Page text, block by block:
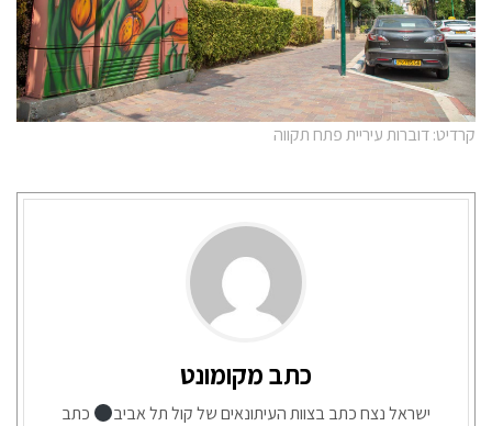
קרדיט: דוברות עיריית פתח תקווה
כתב מקומונט
ישראל נצח כתב בצוות העיתונאים של קול תל אביב
כתב